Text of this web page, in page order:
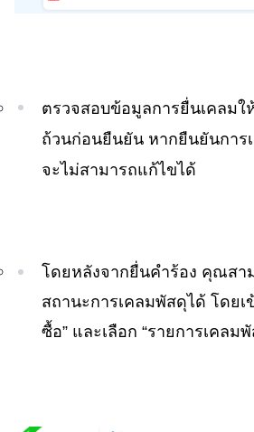
ตรวจสอบข้อมูลการยื่นเคลม
ถ้วนก่อนยืนยัน หากยืนยันการ
จะไม่สามารถแก้ไขได้
โดยหลังจากยื่นคำร้อง คุณสา
สถานะการเคลมพัสดุได้ โดยเ
ซื้อ” และเลือก “รายการเคลมพั